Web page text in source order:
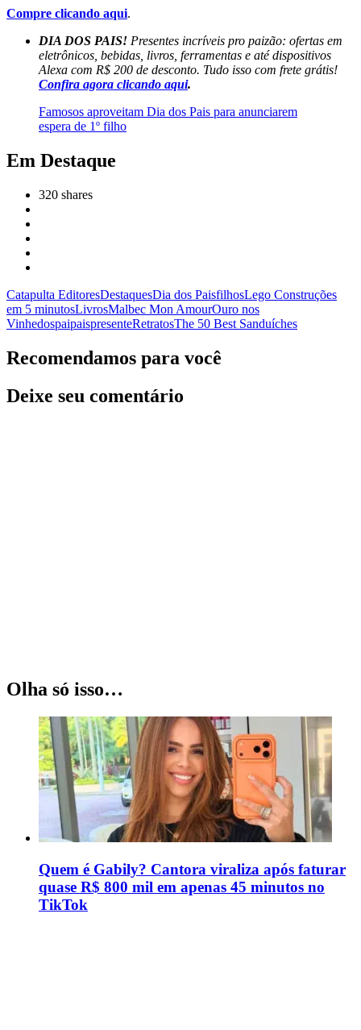
Compre clicando aqui.
DIA DOS PAIS! Presentes incríveis pro paizão: ofertas em
eletrônicos, bebidas, livros, ferramentas e até dispositivos
Alexa com R$ 200 de desconto. Tudo isso com frete grátis!
Confira agora clicando aqui.
Famosos aproveitam Dia dos Pais para anunciarem
espera de 1º filho
Em Destaque
320 shares
Catapulta EditoresDestaquesDia dos PaisfilhosLego Construções
em 5 minutosLivrosMalbec Mon AmourOuro nos
VinhedospaipaispresenteRetratosThe 50 Best Sanduíches
Recomendamos para você
Deixe seu comentário
Olha só isso…
Quem é Gabily? Cantora viraliza após faturar
quase R$ 800 mil em apenas 45 minutos no
TikTok